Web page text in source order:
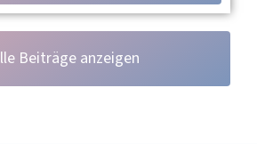
Beiträge anzeigen